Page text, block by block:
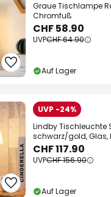
Graue Tischlampe
Chromfuß
CHF 58.90
UVPCHF 64.90
Auf Lager
UVP -24%
Lindby Tischleuchte
schwarz/gold, Glas,
CHF 117.90
UVPCHF 156.90
Auf Lager